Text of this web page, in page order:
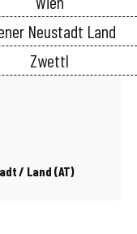
Neustadt Land
Zwettl
/ Land (AT)